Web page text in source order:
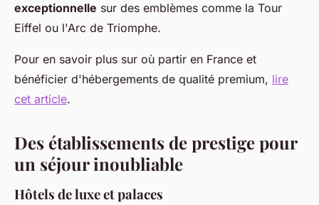
exceptionnelle sur des emblèmes comme la Tour
Eiffel ou l'Arc de Triomphe.
Pour en savoir plus sur où partir en France et
bénéficier d'hébergements de qualité premium, lire
cet article.
Des établissements de prestige pour
un séjour inoubliable
Hôtels de luxe et palaces